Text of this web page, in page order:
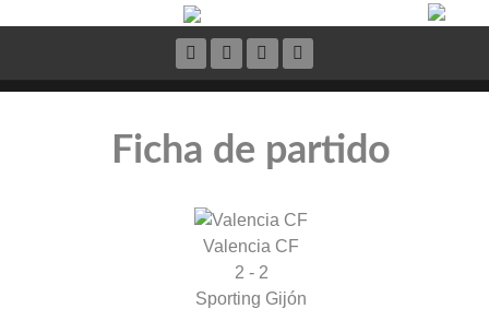
Ficha de partido
Valencia CF
2 - 2
Sporting Gijón